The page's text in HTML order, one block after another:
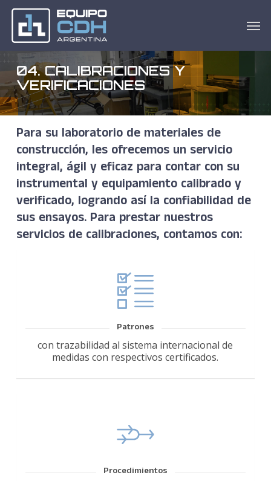
Skip
04. CALIBRACIONES Y
VERIFICACIONES
Para su laboratorio de materiales de
construcción, les ofrecemos un servicio
integral, ágil y eficaz para contar con su
instrumental y equipamiento calibrado y
verificado, logrando así la confiabilidad de
sus ensayos. Para prestar nuestros
servicios de calibraciones, contamos con:
Patrones
con trazabilidad al sistema internacional de
medidas con respectivos certificados.
Procedimientos